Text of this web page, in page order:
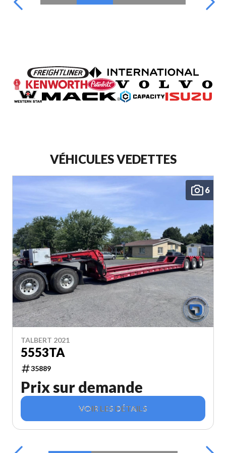
VÉHICULES VEDETTES
6
TALBERT 2021
5553TA
35889
Prix sur demande
VOIR LES DÉTAILS